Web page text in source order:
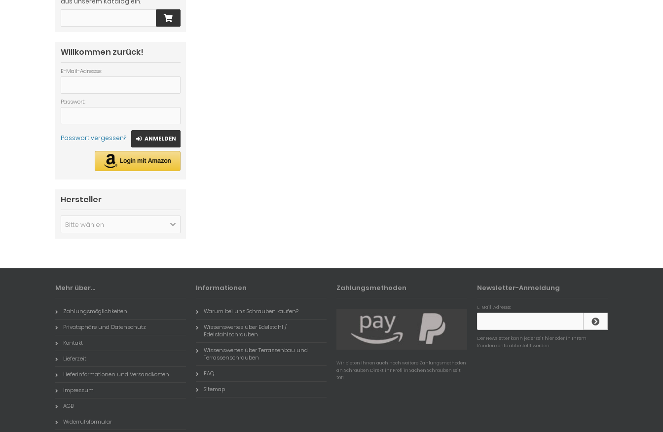
Willkommen zurück!
E-Mail-Adresse:
Passwort:
Passwort vergessen? ANMELDEN
Hersteller
Bitte wählen
Mehr über...
Zahlungsmöglichkeiten
Privatsphäre und Datenschutz
Kontakt
Lieferzeit
Lieferinformationen und Versandkosten
Impressum
AGB
Widerrufsformular
Informationen
Warum bei uns Schrauben kaufen?
Wissenswertes über Edelstahl /
Edelstahlschrauben
Wissenswertes über Terrassenbau und
Terrassenschrauben
FAQ
Sitemap
Zahlungsmethoden
Wir bieten ihnen auch noch weitere Zahlungsmethoden
an, Schrauben Direkt ihr Profi in Sachen Schrauben seit
2011
Newsletter-Anmeldung
E-Mail-Adresse:
Der Newsletter kann jederzeit hier oder in Ihrem
Kundenkonto abbestellt werden.